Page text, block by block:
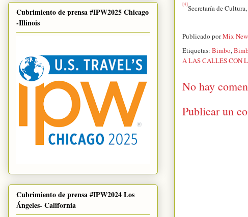
[4]Secretaría de
Publicado porMix
Etiquetas: Bimbo,
A LAS CALLES CON
No hay
Publicar un
Cubrimiento de prensa #IPW2025 Chicago
-Illinois
Cubrimiento de prensa #IPW2024 Los
Ángeles- California